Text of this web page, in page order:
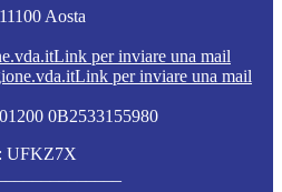
Aosta
Link per inviare una mail
Link per inviare una mail
0B2533155980
UFKZ7X